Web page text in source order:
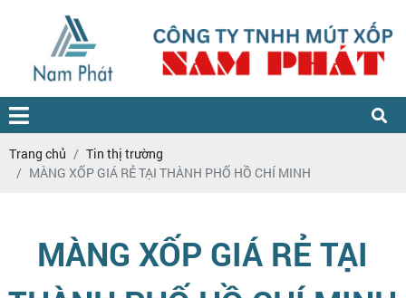
Trang chủ
Tin thị trường
MÀNG XỐP GIÁ RẺ TẠI THÀNH PHỐ HỒ CHÍ MINH
MÀNG XỐP GIÁ RẺ TẠI